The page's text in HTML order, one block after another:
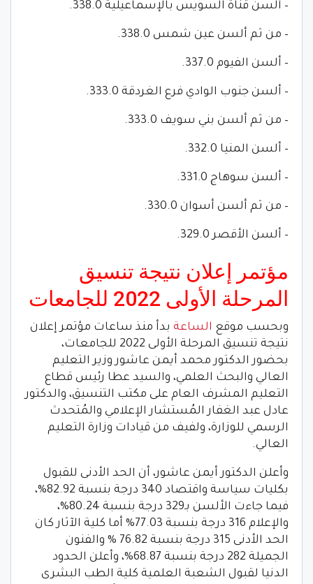
– ألسن قناة السويس بالإسماعيلية 338.0.
– من ثم ألسن عين شمس 338.0.
– ألسن الفيوم 337.0.
– ألسن جنوب الوادي فرع الغردقة 333.0.
– من ثم ألسن بني سويف 333.0.
– ألسن المنيا 332.0.
– ألسن سوهاج 331.0.
– من ثم ألسن أسوان 330.0.
– ألسن الأقصر 329.0.
مؤتمر إعلان نتيجة تنسيق
المرحلة الأولى 2022 للجامعات
وبحسب موقع الساعة بدأ منذ ساعات مؤتمر إعلان
نتيجة تنسيق المرحلة الأولى 2022 للجامعات،
بحضور الدكتور محمد أيمن عاشور وزير التعليم
العالي والبحث العلمي، والسيد عطا رئيس قطاع
التعليم المشرف العام على مكتب التنسيق، والدكتور
عادل عبد الغفار المُستشار الإعلامي والمُتحدث
الرسمي للوزارة، ولفيف من قيادات وزارة التعليم
العالي.
وأعلن الدكتور أيمن عاشور، أن الحد الأدنى للقبول
بكليات سياسة واقتصاد 340 درجة بنسبة 82.92%،
فيما جاءت الألسن بـ329 درجة بنسبة 80.24%،
والإعلام 316 درجة بنسبة 77.03% أما كلية الآثار كان
الحد الأدنى 315 درجة بنسبة 76.82 % والفنون
الجميلة 282 درجة بنسبة 68.87%، وأعلن الحدود
الدنيا لقبول الشعبة العلمية كلية الطب البشرى